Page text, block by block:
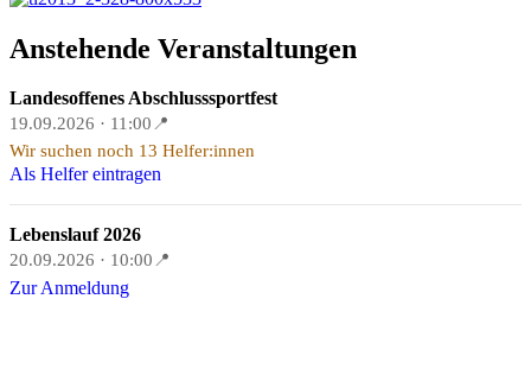
Anstehende Veranstaltungen
Landesoffenes Abschlusssportfest
19.09.2026 · 11:00 📍
Wir suchen noch 13 Helfer:innen
Als Helfer eintragen
Lebenslauf 2026
20.09.2026 · 10:00 📍
Zur Anmeldung